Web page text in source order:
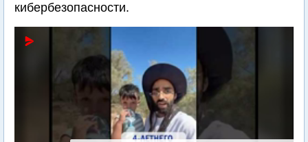
кибербезопасности.